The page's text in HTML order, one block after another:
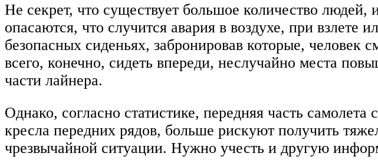
Не секрет, что существует большое количество
опасаются, что случится авария в воздухе, при
безопасных сиденьях, забронировав которые, человек
всего, конечно, сидеть впереди, неслучайно места
части лайнера.
Однако, согласно статистике, передняя часть
кресла передних рядов, больше рискуют получить
чрезвычайной ситуации. Нужно учесть и другую